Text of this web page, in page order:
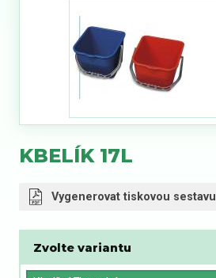
KBELÍK 17L
Vygenerovat tiskovou sestavu
Zvolte variantu